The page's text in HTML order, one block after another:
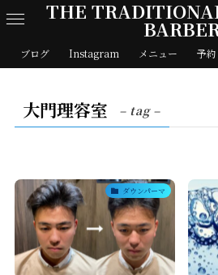
THE
ブログ Instagram メニュー 予約
大門理容室 – tag –
ダウンパーマ